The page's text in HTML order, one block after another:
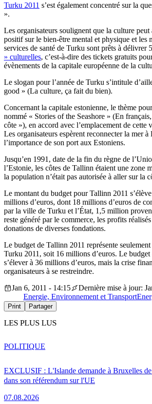
Turku 2011 s’est également concentré sur la
».
Les organisateurs soulignent que la culture
positif sur le bien-être mental et physique et les
services de santé de Turku sont prêts à délivrer
» culturelles, c’est-à-dire des tickets gratuits
évènements de la capitale européenne de la
Le slogan pour l’année de Turku s’intitule
good » (La culture, ça fait du bien).
Concernant la capitale estonienne, le thème
nommé « Stories of the Seashore » (En
côte »), en accord avec l’emplacement de cette
Les organisateurs espèrent reconnecter la mer
l’importance de son port aux Estoniens.
Jusqu’en 1991, date de la fin du règne de
l’Estonie, les côtes de Tallinn étaient une zone
la population n’était pas autorisée à aller sur la
Le montant du budget pour Tallinn 2011
millions d’euros, dont 18 millions d’euros de
par la ville de Turku et l’État, 1,5 million
reste généré par le commerce, les profits
donations de diverses fondations.
Le budget de Tallinn 2011 représente
Turku 2011, soit 16 millions d’euros. Le budget
s’élever à 36 millions d’euros, mais la crise
organisateurs à se restreindre.
Jan 6, 2011 - 14:15
Dernière mise à jour:
Energie, Environnement et Transport
Print Partager
LES PLUS LUS
EXCLUSIF : L'Islande demande à Bruxelles de
dans son référendum sur l'UE
07.08.2026
POLITIQUE